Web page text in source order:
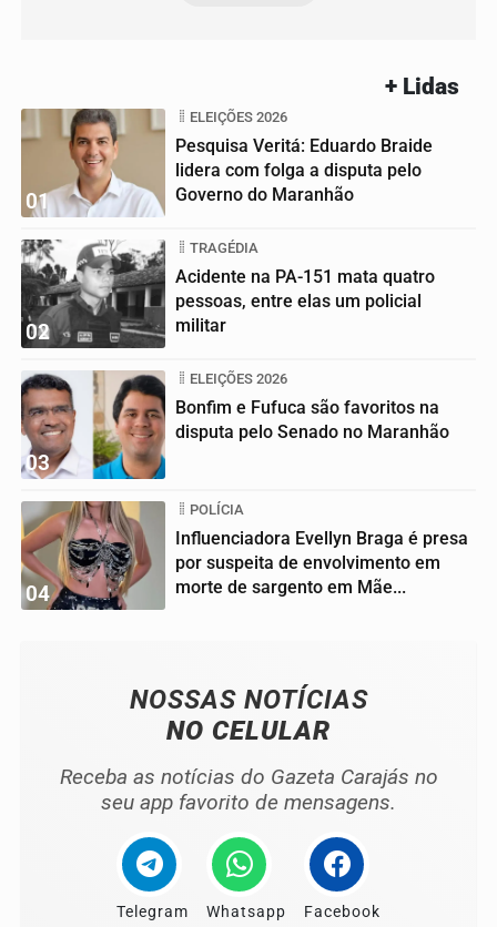
+ Lidas
01
ELEIÇÕES 2026
Pesquisa Veritá: Eduardo Braide
lidera com folga a disputa pelo
Governo do Maranhão
02
TRAGÉDIA
Acidente na PA-151 mata quatro
pessoas, entre elas um policial
militar
03
ELEIÇÕES 2026
Bonfim e Fufuca são favoritos na
disputa pelo Senado no Maranhão
04
POLÍCIA
Influenciadora Evellyn Braga é presa
por suspeita de envolvimento em
morte de sargento em Mãe...
NOSSAS NOTÍCIAS
NO CELULAR
Receba as notícias do Gazeta Carajás no
seu app favorito de mensagens.
Telegram Whatsapp Facebook